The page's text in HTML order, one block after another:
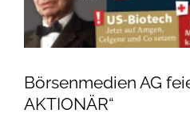
Börsenmedien AG
AKTIONÄR“